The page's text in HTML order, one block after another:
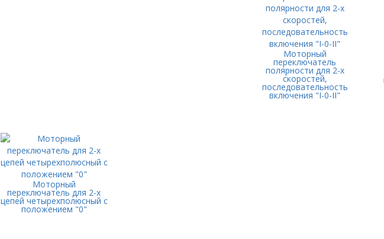
Моторный
переключатель
полярности для 2-х
скоростей,
последовательность
включения "I-0-II"
Моторный
переключатель для 2-х
цепей четырехполюсный с
положением "0"